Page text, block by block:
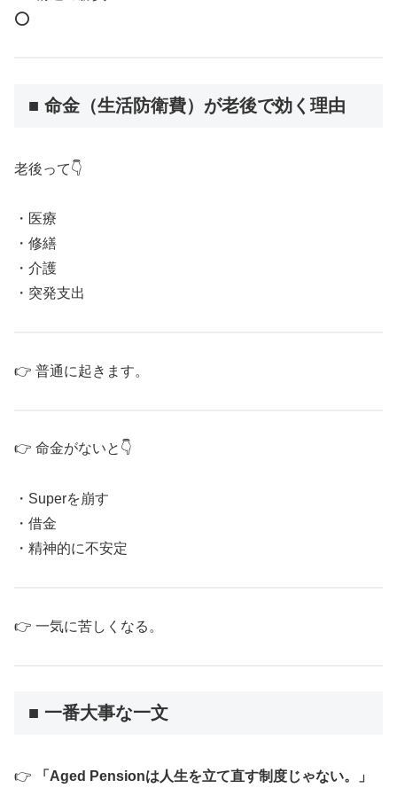
⭕️
■ 命金（生活防衛費）が老後で効く理由
老後って👇
・医療
・修繕
・介護
・突発支出
👉 普通に起きます。
👉 命金がないと👇
・Superを崩す
・借金
・精神的に不安定
👉 一気に苦しくなる。
■ 一番大事な一文
👉 「Aged Pensionは人生を立て直す制度じゃない。」